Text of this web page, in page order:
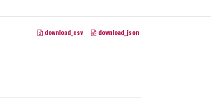
download_csv download_json